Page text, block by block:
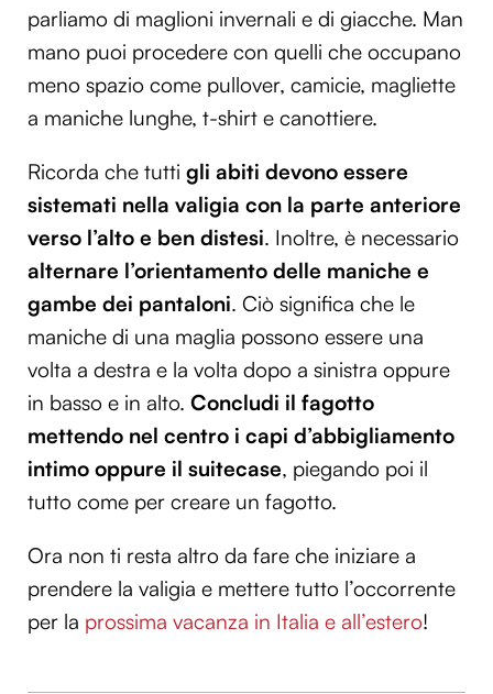
parliamo di maglioni invernali e di giacche. Man
mano puoi procedere con quelli che occupano
meno spazio come pullover, camicie, magliette
a maniche lunghe, t-shirt e canottiere.
Ricorda che tutti gli abiti devono essere
sistemati nella valigia con la parte anteriore
verso l’alto e ben distesi. Inoltre, è necessario
alternare l’orientamento delle maniche e
gambe dei pantaloni. Ciò significa che le
maniche di una maglia possono essere una
volta a destra e la volta dopo a sinistra oppure
in basso e in alto. Concludi il fagotto
mettendo nel centro i capi d’abbigliamento
intimo oppure il suitecase, piegando poi il
tutto come per creare un fagotto.
Ora non ti resta altro da fare che iniziare a
prendere la valigia e mettere tutto l’occorrente
per la prossima vacanza in Italia e all’estero!